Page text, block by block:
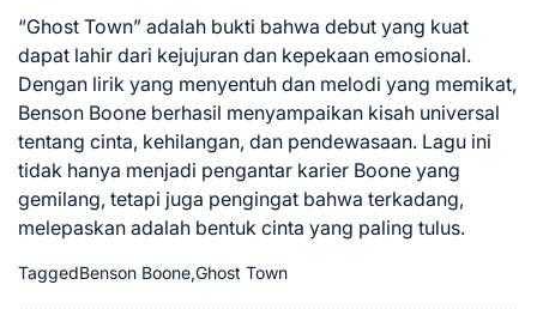
“Ghost Town” adalah bukti bahwa debut yang kuat
dapat lahir dari kejujuran dan kepekaan emosional.
Dengan lirik yang menyentuh dan melodi yang memikat,
Benson Boone berhasil menyampaikan kisah universal
tentang cinta, kehilangan, dan pendewasaan. Lagu ini
tidak hanya menjadi pengantar karier Boone yang
gemilang, tetapi juga pengingat bahwa terkadang,
melepaskan adalah bentuk cinta yang paling tulus.
TaggedBenson Boone,Ghost Town